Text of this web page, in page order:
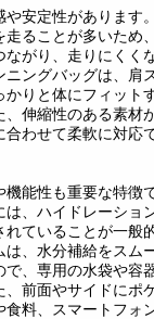
や安定性があります
走ることが多いため
ながり、走りにくく
ニングバッグは、肩
かりと体にフィット
、伸縮性のある素材
合わせて柔軟に対応
機能性も重要な特徴
は、ハイドレーショ
れていることが一般
は、水分補給をスム
で、専用の水袋や容
、前面やサイドにポ
食料、スマートフォ